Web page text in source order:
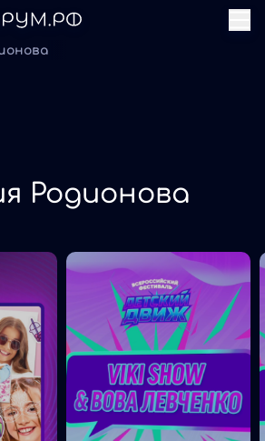
Родионова